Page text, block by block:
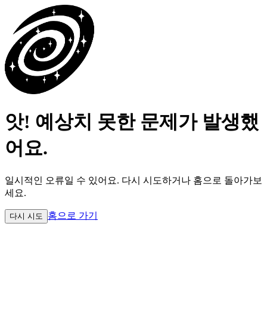
앗! 예상치 못한 문제가 발생했
어요.
일시적인 오류일 수 있어요. 다시 시도하거나 홈으로 돌아가보
세요.
다시 시도 홈으로 가기